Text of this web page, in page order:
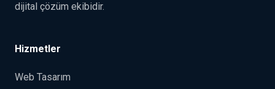
dijital çözüm ekibidir.
Hizmetler
Web Tasarım